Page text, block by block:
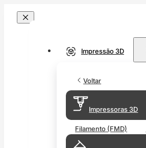
Impressão 3D
Voltar
Impressoras 3D
Filamento (FMD)